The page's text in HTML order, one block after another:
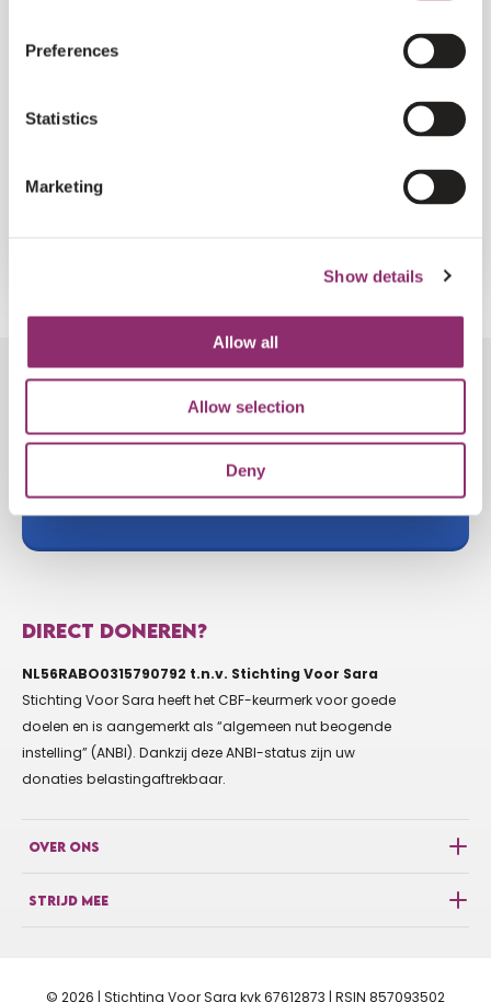
Preferences
Statistics
Marketing
Show details
Allow all
Allow selection
Deny
VOLG DE ONTWIKKELINGEN
AANMELDEN NIEUWSBRIEF
DIRECT DONEREN?
NL56RABO0315790792 t.n.v. Stichting Voor Sara
Stichting Voor Sara heeft het CBF-keurmerk voor goede
doelen en is aangemerkt als “algemeen nut beogende
instelling” (ANBI). Dankzij deze ANBI-status zijn uw
donaties belastingaftrekbaar.
OVER ONS
STRIJD MEE
© 2026 | Stichting Voor Sara kvk 67612873 | RSIN 857093502